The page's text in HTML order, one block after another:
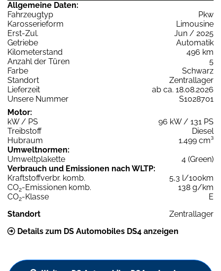
Allgemeine Daten:
Fahrzeugtyp
Pkw
Karosserieform
Limousine
Erst-Zul.
Jun / 2025
Getriebe
Automatik
Kilometerstand
496 km
Anzahl der Türen
5
Farbe
Schwarz
Standort
Zentrallager
Lieferzeit
ab ca. 18.08.2026
Unsere Nummer
S1028701
Motor:
kW / PS
96 kW / 131 PS
Treibstoff
Diesel
Hubraum
1.499 cm³
Umweltnormen:
Umweltplakette
4 (Green)
Verbrauch und Emissionen nach WLTP:
Kraftstoffverbr. komb.
5,3 l/100km
CO2-Emissionen komb.
138 g/km
CO2-Klasse
E
Standort
Zentrallager
Details zum DS Automobiles DS4 anzeigen